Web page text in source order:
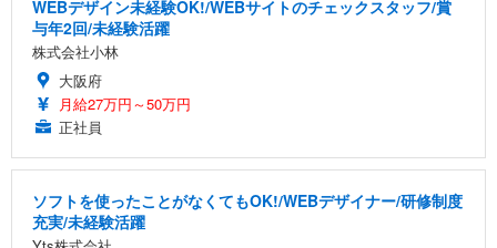
WEBデザイン未経験OK!/WEBサイトのチェックスタッフ/賞
与年2回/未経験活躍
株式会社小林
大阪府
月給27万円～50万円
正社員
ソフトを使ったことがなくてもOK!/WEBデザイナー/研修制度
充実/未経験活躍